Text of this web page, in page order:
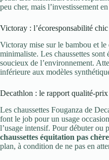
peu cher, mais l’investissement
Victoray : l’écoresponsabilité chic
Victoray mise sur le bambou et
minimaliste. Les chaussettes sont
soucieux de l’environnement.
inférieure aux modèles
Decathlon : le rapport qualité-prix
Les chaussettes Fouganza de
font le job pour un usage
l’usage intensif. Pour débuter ou
chaussettes équitation pas
plan, à condition de ne pas en